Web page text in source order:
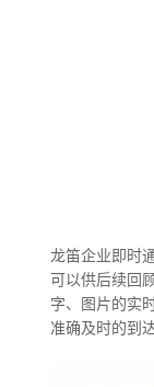
龙笛企业即时
可以供后续回
字、图片的实
准确及时的到达